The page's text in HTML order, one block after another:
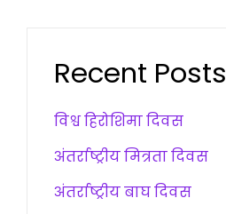
Recent Posts
विश्व हिरोशिमा दिवस
अंतर्राष्ट्रीय मित्रता दिवस
अंतर्राष्ट्रीय बाघ दिवस